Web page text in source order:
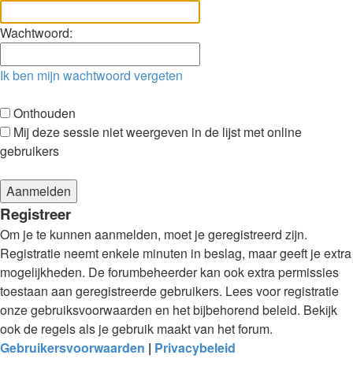
Wachtwoord:
Ik ben mijn wachtwoord vergeten
Onthouden
Mij deze sessie niet weergeven in de lijst met online
gebruikers
Registreer
Om je te kunnen aanmelden, moet je geregistreerd zijn.
Registratie neemt enkele minuten in beslag, maar geeft je extra
mogelijkheden. De forumbeheerder kan ook extra permissies
toestaan aan geregistreerde gebruikers. Lees voor registratie
onze gebruiksvoorwaarden en het bijbehorend beleid. Bekijk
ook de regels als je gebruik maakt van het forum.
Gebruikersvoorwaarden | Privacybeleid